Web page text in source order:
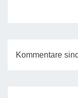
Kommentare